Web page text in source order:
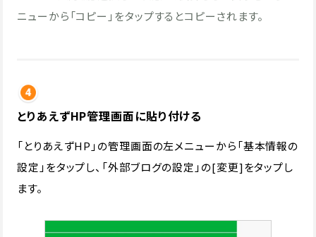
ニューから「コピー」をタップするとコピーされます。
とりあえずHP管理画面に貼り付ける
「とりあえずHP」の管理画面の左メニューから「基本情報の
設定」をタップし、「外部ブログの設定」の[変更]をタップし
ます。